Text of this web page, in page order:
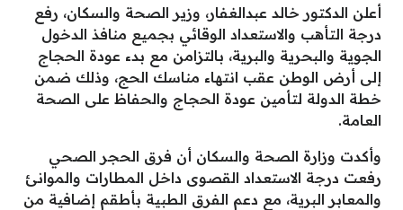
أعلن الدكتور خالد عبدالغفار، وزير الصحة والسكان، رفع
درجة التأهب والاستعداد الوقائي بجميع منافذ الدخول
الجوية والبحرية والبرية، بالتزامن مع بدء عودة الحجاج
إلى أرض الوطن عقب انتهاء مناسك الحج، وذلك ضمن
خطة الدولة لتأمين عودة الحجاج والحفاظ على الصحة
العامة.
وأكدت وزارة الصحة والسكان أن فرق الحجر الصحي
رفعت درجة الاستعداد القصوى داخل المطارات والموانئ
والمعابر البرية، مع دعم الفرق الطبية بأطقم إضافية من